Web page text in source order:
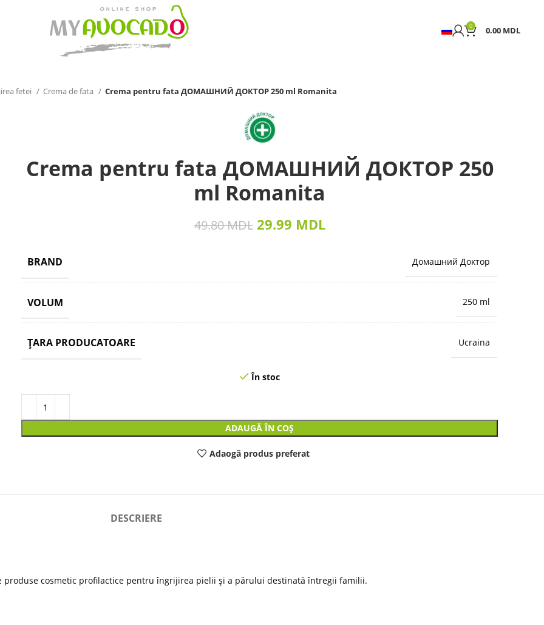
0 0.00 MDL
fetei Crema de fata Crema pentru fata ДОМАШНИЙ ДОКТОР 250 ml Romanita
Crema pentru fata ДОМАШНИЙ ДОКТОР 250
ml Romanita
49.80MDL 29.99 MDL
BRAND Домашний Доктор
VOLUM 250 ml
ȚARA PRODUCATOARE Ucraina
În stoc
ADAUGĂ ÎN COȘ
Adaogă produs preferat
DESCRIERE
produse cosmetic profilactice pentru îngrijirea pielii și a părului destinată întregii familii.